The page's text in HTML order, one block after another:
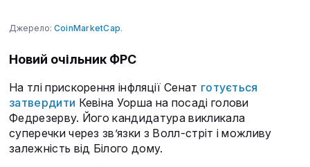
Джерело: CoinMarketCap.
Новий очільник ФРС
На тлі прискорення інфляції Сенат готується
затвердити Кевіна Уорша на посаді голови
Федрезерву. Його кандидатура викликала
суперечки через зв’язки з Волл-стріт і можливу
залежність від Білого дому.